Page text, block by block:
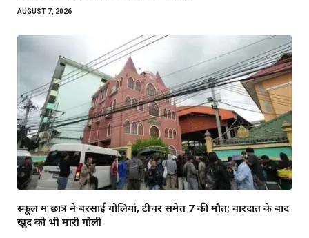
AUGUST 7, 2026
स्कूल में छात्र ने बरसाईं गोलियां, टीचर समेत 7 की मौत; वारदात के बाद
खुद को भी मारी गोली